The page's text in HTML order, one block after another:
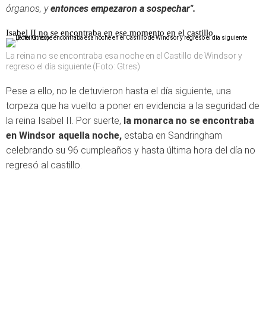
órganos, yentonces empezaron a sospechar".
Isabel II no se encontraba en ese momento en el castillo
La reina no se encontraba esa noche en el Castillo de Windsor y
regreso el día siguiente (Foto: Gtres)
Pese a ello, no le detuvieron hasta el día siguiente, una
torpeza que ha vuelto a poner en evidencia a la seguridad de
la reina Isabel II. Por suerte, la monarca no se encontraba
en Windsor aquella noche, estaba en Sandringham
celebrando su 96 cumpleaños y hasta última hora del día no
regresó al castillo.